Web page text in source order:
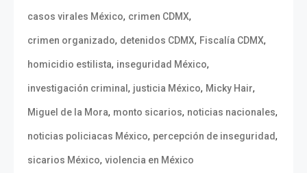
casos virales México, crimen CDMX,
crimen organizado, detenidos CDMX, Fiscalía CDMX,
homicidio estilista, inseguridad México,
investigación criminal , justicia México, Micky Hair,
Miguel de la Mora, monto sicarios, noticias nacionales,
noticias policiacas México, percepción de inseguridad,
sicarios México, violencia en México